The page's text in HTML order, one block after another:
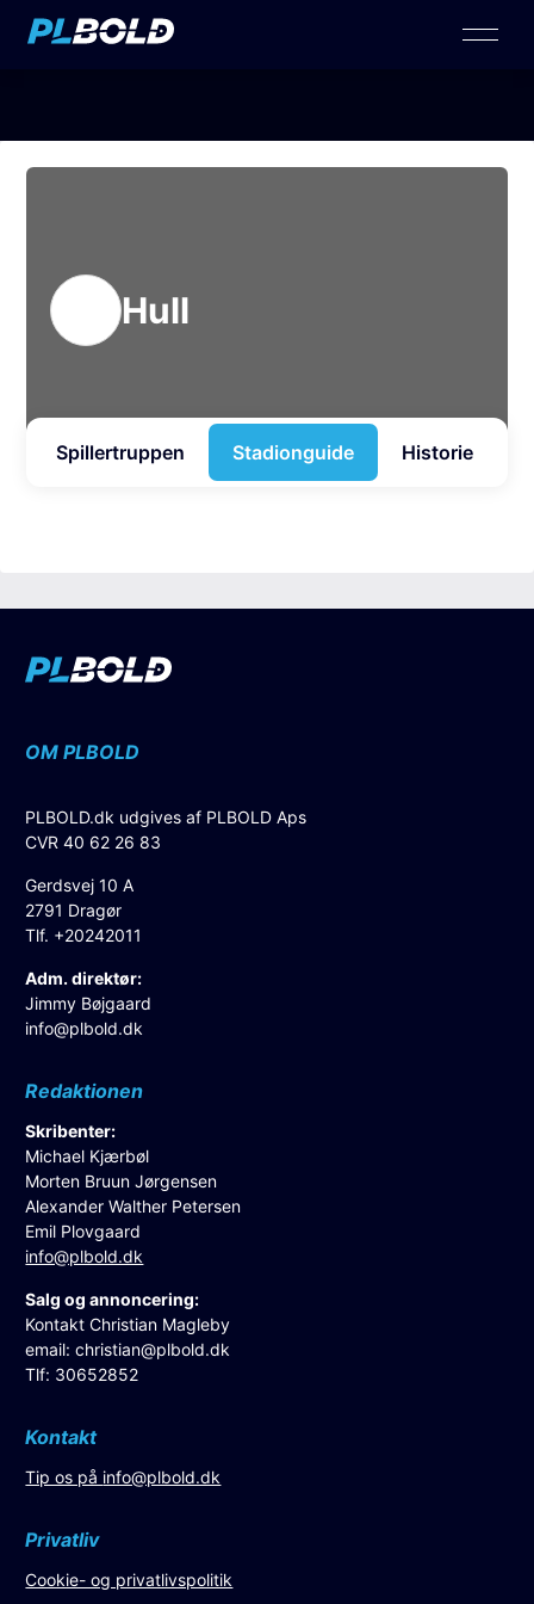
Hull
Spillertruppen Stadionguide Historie
OM PLBOLD
PLBOLD.dk udgives af PLBOLD Aps
CVR 40 62 26 83
Gerdsvej 10 A
2791 Dragør
Tlf. +20242011
Adm. direktør:
Jimmy Bøjgaard
info@plbold.dk
Redaktionen
Skribenter:
Michael Kjærbøl
Morten Bruun Jørgensen
Alexander Walther Petersen
Emil Plovgaard
info@plbold.dk
Salg og annoncering:
Kontakt Christian Magleby
email:christian@plbold.dk
Tlf: 30652852
Kontakt
Tip os på info@plbold.dk
Privatliv
Cookie- og privatlivspolitik